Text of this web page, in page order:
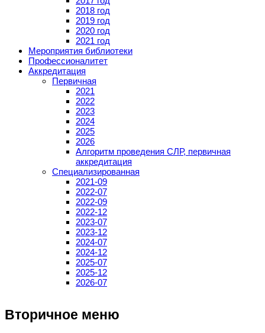
2018 год
2019 год
2020 год
2021 год
Мероприятия библиотеки
Профессионалитет
Аккредитация
Первичная
2021
2022
2023
2024
2025
2026
Алгоритм проведения СЛР, первичная
аккредитация
Специализированная
2021-09
2022-07
2022-09
2022-12
2023-07
2023-12
2024-07
2024-12
2025-07
2025-12
2026-07
Вторичное меню